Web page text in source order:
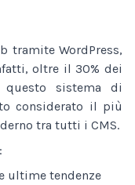
tramite WordPress,
oltre il 30% dei
sistema di
considerato il più
tra tutti i CMS.
ultime tendenze